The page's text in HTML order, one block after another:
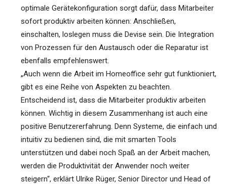
optimale Gerätekonfiguration sorgt dafür, dass Mitarbeiter
sofort produktiv arbeiten können: Anschließen,
einschalten, loslegen muss die Devise sein. Die Integration
von Prozessen für den Austausch oder die Reparatur ist
ebenfalls empfehlenswert.
„Auch wenn die Arbeit im Homeoffice sehr gut funktioniert,
gibt es eine Reihe von Aspekten zu beachten.
Entscheidend ist, dass die Mitarbeiter produktiv arbeiten
können. Wichtig in diesem Zusammenhang ist auch eine
positive Benutzererfahrung. Denn Systeme, die einfach und
intuitiv zu bedienen sind, die mit smarten Tools
unterstützen und dabei noch Spaß an der Arbeit machen,
werden die Produktivität der Anwender noch weiter
steigern“, erklärt Ulrike Rüger, Senior Director und Head of